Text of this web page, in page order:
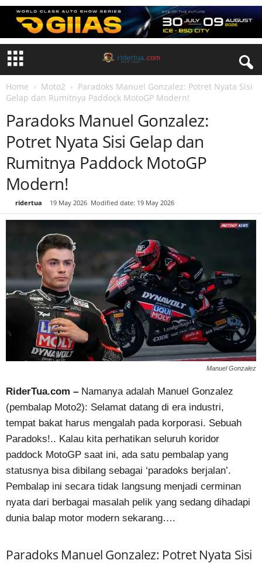
Home Moto2
Paradoks Manuel Gonzalez: Potret Nyata Sisi
Gelap dan Rumitnya Paddock MotoGP Modern!
Paradoks Manuel Gonzalez:
Potret Nyata Sisi Gelap dan
Rumitnya Paddock MotoGP
Modern!
ridertua 19 May 2026 Modified date: 19 May 2026
Manuel Gonzalez
RiderTua.com – Namanya adalah Manuel Gonzalez
(pembalap Moto2): Selamat datang di era industri,
tempat bakat harus mengalah pada korporasi. Sebuah
Paradoks!.. Kalau kita perhatikan seluruh koridor
paddock MotoGP saat ini, ada satu pembalap yang
statusnya bisa dibilang sebagai ‘paradoks berjalan’.
Pembalap ini secara tidak langsung menjadi cerminan
nyata dari berbagai masalah pelik yang sedang dihadapi
dunia balap motor modern sekarang….
Paradoks Manuel Gonzalez: Potret Nyata Sisi